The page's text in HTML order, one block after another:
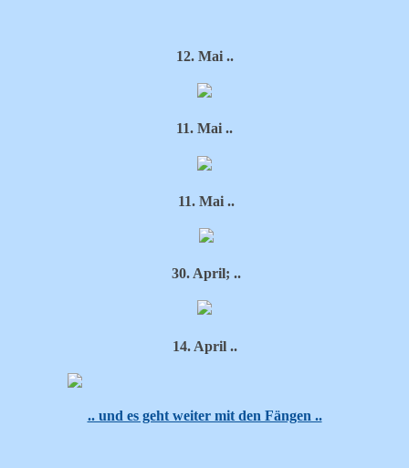
12. Mai ..
11. Mai ..
11. Mai ..
30. April; ..
14. April ..
.. und es geht weiter mit den Fängen ..